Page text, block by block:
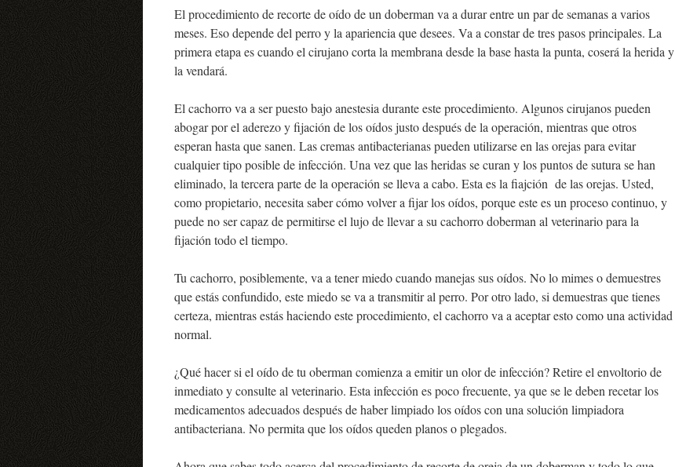
El procedimiento de recorte de oído de un doberman va a durar entre un par de semanas a varios
meses. Eso depende del perro y la apariencia que desees. Va a constar de tres pasos principales. La
primera etapa es cuando el cirujano corta la membrana desde la base hasta la punta, coserá la herida y
la vendará.
El cachorro va a ser puesto bajo anestesia durante este procedimiento. Algunos cirujanos pueden
abogar por el aderezo y fijación de los oídos justo después de la operación, mientras que otros
esperan hasta que sanen. Las cremas antibacterianas pueden utilizarse en las orejas para evitar
cualquier tipo posible de infección. Una vez que las heridas se curan y los puntos de sutura se han
eliminado, la tercera parte de la operación se lleva a cabo. Esta es la fiajción de las orejas. Usted,
como propietario, necesita saber cómo volver a fijar los oídos, porque este es un proceso continuo, y
puede no ser capaz de permitirse el lujo de llevar a su cachorro doberman al veterinario para la
fijación todo el tiempo.
Tu cachorro, posiblemente, va a tener miedo cuando manejas sus oídos. No lo mimes o demuestres
que estás confundido, este miedo se va a transmitir al perro. Por otro lado, si demuestras que tienes
certeza, mientras estás haciendo este procedimiento, el cachorro va a aceptar esto como una actividad
normal.
¿Qué hacer si el oído de tu oberman comienza a emitir un olor de infección? Retire el envoltorio de
inmediato y consulte al veterinario. Esta infección es poco frecuente, ya que se le deben recetar los
medicamentos adecuados después de haber limpiado los oídos con una solución limpiadora
antibacteriana. No permita que los oídos queden planos o plegados.